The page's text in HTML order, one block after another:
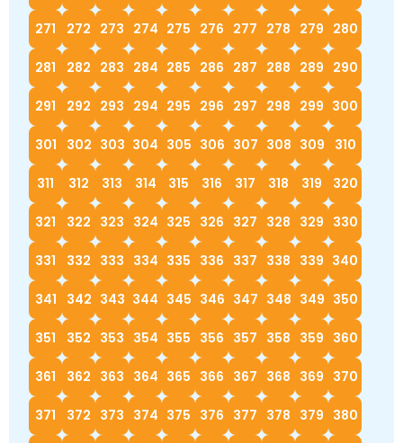
271 272 273 274 275 276 277 278 279 280
281 282 283 284 285 286 287 288 289 290
291 292 293 294 295 296 297 298 299 300
301 302 303 304 305 306 307 308 309 310
311 312 313 314 315 316 317 318 319 320
321 322 323 324 325 326 327 328 329 330
331 332 333 334 335 336 337 338 339 340
341 342 343 344 345 346 347 348 349 350
351 352 353 354 355 356 357 358 359 360
361 362 363 364 365 366 367 368 369 370
371 372 373 374 375 376 377 378 379 380